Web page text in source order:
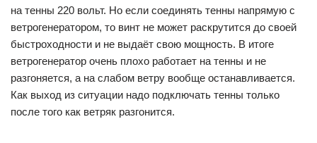
на тенны 220 вольт. Но если соединять тенны напрямую с
ветрогенератором, то винт не может раскрутится до своей
быстроходности и не выдаёт свою мощность. В итоге
ветрогенератор очень плохо работает на тенны и не
разгоняется, а на слабом ветру вообще останавливается.
Как выход из ситуации надо подключать тенны только
после того как ветряк разгонится.